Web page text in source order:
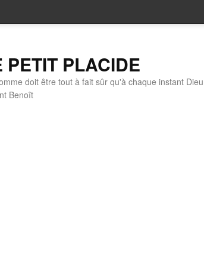
PETIT PLACIDE
doit être tout à fait sûr qu'à chaque instant
Benoît